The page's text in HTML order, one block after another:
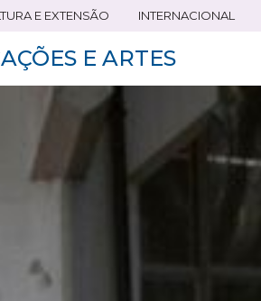
E EXTENSÃO INTERNACIONAL
E ARTES